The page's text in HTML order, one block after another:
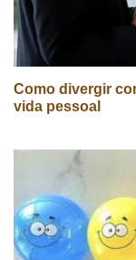
Como divergir
vida pessoal